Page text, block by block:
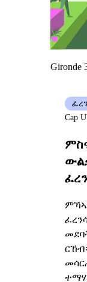
Gironde
Cap